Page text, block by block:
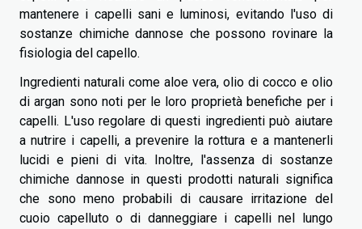
mantenere i capelli sani e luminosi, evitando l'uso di
sostanze chimiche dannose che possono rovinare la
fisiologia del capello.
Ingredienti naturali come aloe vera, olio di cocco e olio
di argan sono noti per le loro proprietà benefiche per i
capelli. L'uso regolare di questi ingredienti può aiutare
a nutrire i capelli, a prevenire la rottura e a mantenerli
lucidi e pieni di vita. Inoltre, l'assenza di sostanze
chimiche dannose in questi prodotti naturali significa
che sono meno probabili di causare irritazione del
cuoio capelluto o di danneggiare i capelli nel lungo